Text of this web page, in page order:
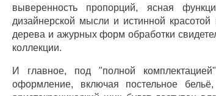
выверенность пропорций, ясная
дизайнерской мысли и истинной
дерева и ажурных форм обработки
коллекции.
И главное, под "полной
оформление, включая постельное